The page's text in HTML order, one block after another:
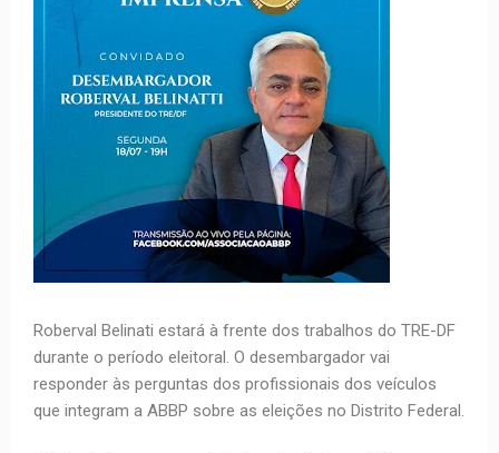
Roberval Belinati estará à frente dos trabalhos do TRE-DF
durante o período eleitoral. O desembargador vai
responder às perguntas dos profissionais dos veículos
que integram a ABBP sobre as eleições no Distrito Federal.